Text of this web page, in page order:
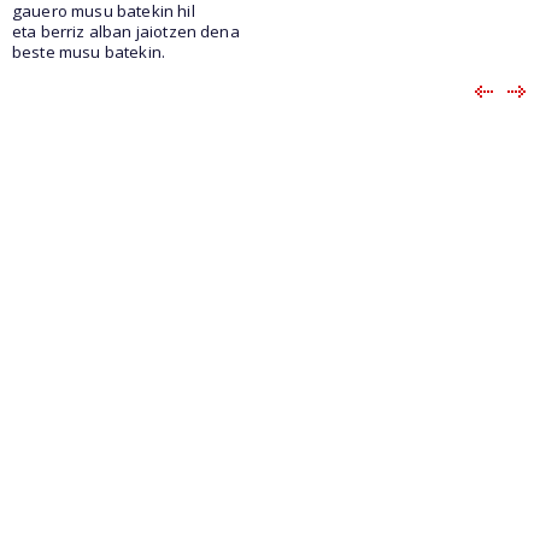
gauero musu batekin hil
eta berriz alban jaiotzen dena
beste musu batekin.